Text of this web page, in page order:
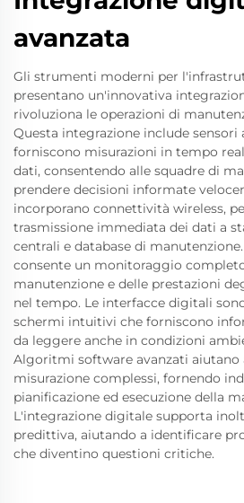
avanzata
Gli strumenti moderni per
presentano un'innovativa
rivoluziona le operazioni di
Questa integrazione include sensori
forniscono misurazioni in tempo
dati, consentendo alle squadre di
prendere decisioni informate
incorporano connettività wireless,
trasmissione immediata dei dati a
centrali e database di
consente un monitoraggio
manutenzione e delle prestazioni
nel tempo. Le interfacce digitali
schermi intuitivi che forniscono
da leggere anche in condizioni
Algoritmi software avanzati
misurazione complessi, fornendo
pianificazione ed esecuzione della
L'integrazione digitale supporta
predittiva, aiutando a identificare
che diventino questioni critiche.